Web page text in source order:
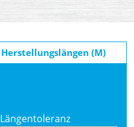
Herstellungslängen (M)
Längentoleranz